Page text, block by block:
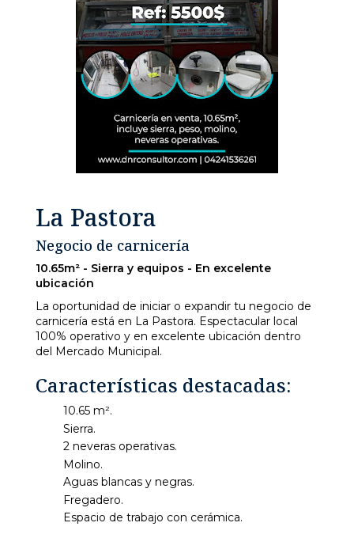
La Pastora
Negocio de carnicería
10.65m² - Sierra y equipos - En excelente
ubicación
La oportunidad de iniciar o expandir tu negocio de
carnicería está en La Pastora. Espectacular local
100% operativo y en excelente ubicación dentro
del Mercado Municipal.
Características destacadas:
10.65 m².
Sierra.
2 neveras operativas.
Molino.
Aguas blancas y negras.
Fregadero.
Espacio de trabajo con cerámica.